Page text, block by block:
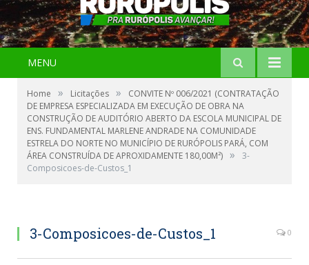
MENU
Home » Licitações »
CONVITE Nº 006/2021 (CONTRATAÇÃO
DE EMPRESA ESPECIALIZADA EM EXECUÇÃO DE OBRA NA
CONSTRUÇÃO DE AUDITÓRIO ABERTO DA ESCOLA MUNICIPAL DE
ENS. FUNDAMENTAL MARLENE ANDRADE NA COMUNIDADE
ESTRELA DO NORTE NO MUNICÍPIO DE RURÓPOLIS PARÁ, COM
ÁREA CONSTRUÍDA DE APROXIDAMENTE 180,00M²) »
3-
Composicoes-de-Custos_1
3-Composicoes-de-Custos_1 0